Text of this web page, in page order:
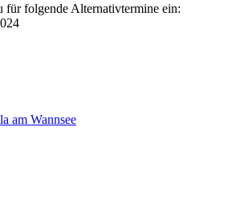
für folgende Alternativtermine ein: